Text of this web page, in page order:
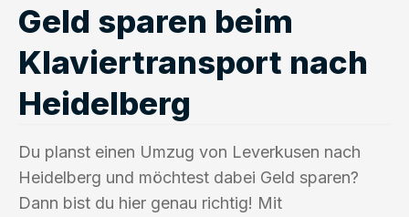
Geld sparen beim
Klaviertransport nach
Heidelberg
Du planst einen Umzug von Leverkusen nach
Heidelberg und möchtest dabei Geld sparen?
Dann bist du hier genau richtig! Mit